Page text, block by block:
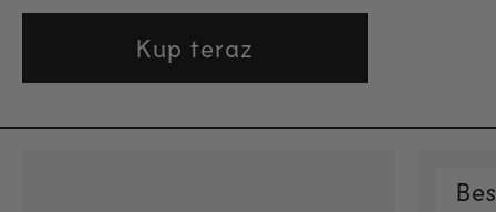
Kup teraz